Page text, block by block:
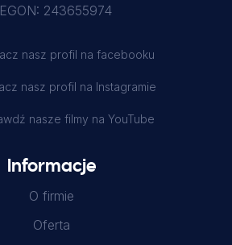
243655974
nasz profil na facebooku
nasz profil na Instagramie
nasze filmy na YouTube
Informacje
O firmie
Oferta